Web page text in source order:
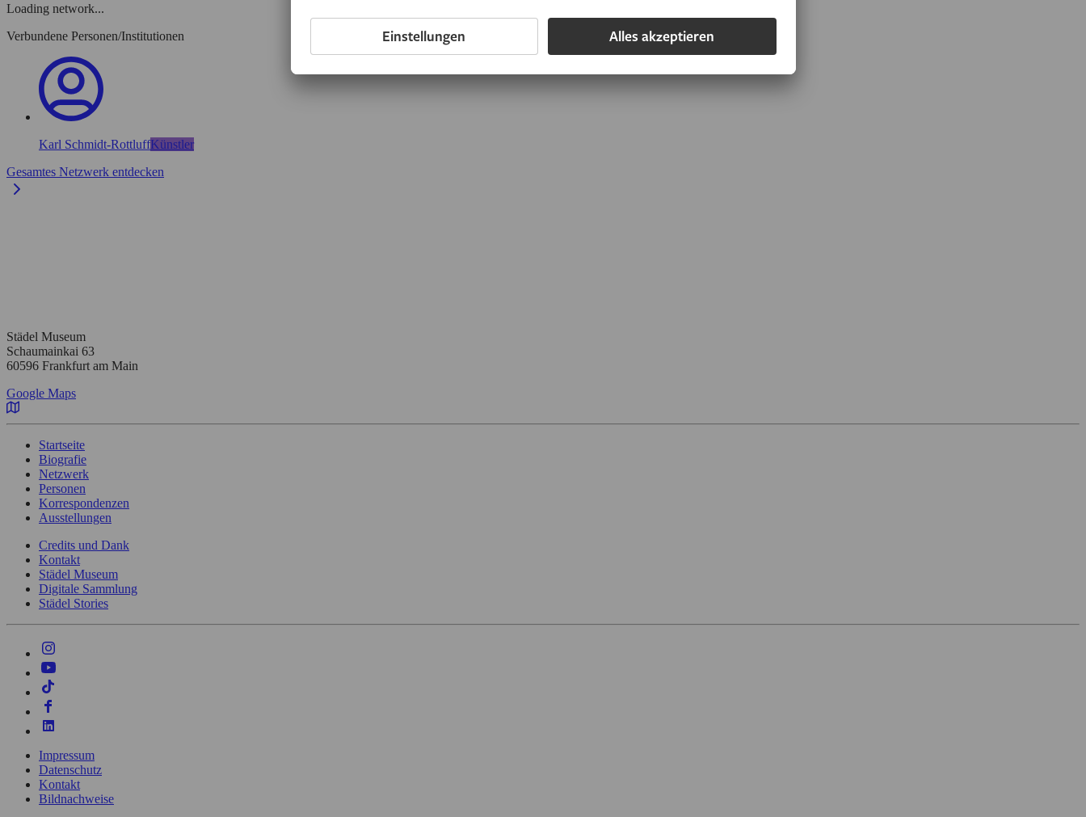
Loading network...
Verbundene Personen/Institutionen
Karl Schmidt-RottluffKünstler
Gesamtes Netzwerk entdecken
Städel Museum
Schaumainkai 63
60596 Frankfurt am Main
Google Maps
Startseite
Biografie
Netzwerk
Personen
Korrespondenzen
Ausstellungen
Credits und Dank
Kontakt
Städel Museum
Digitale Sammlung
Städel Stories
Impressum
Datenschutz
Kontakt
Bildnachweise